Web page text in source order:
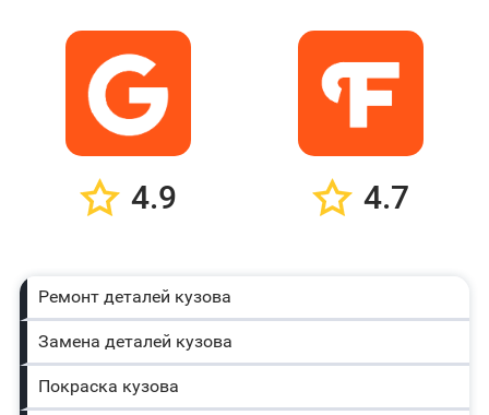
4.9 4.7
Ремонт деталей кузова
Замена деталей кузова
Покраска кузова